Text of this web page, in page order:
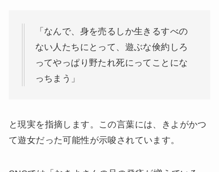
「なんで、身を売るしか生きるすべの
ない人たちにとって、遊ぶな倹約しろ
ってやっぱり野たれ死にってことにな
っちまう」
と現実を指摘します。この言葉には、きよがかつ
て遊女だった可能性が示唆されています。